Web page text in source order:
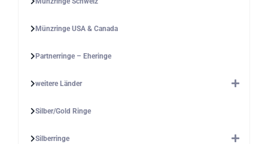
Münzringe USA & Canada
Partnerringe – Eheringe
weitere Länder
Silber/Gold Ringe
Silberringe